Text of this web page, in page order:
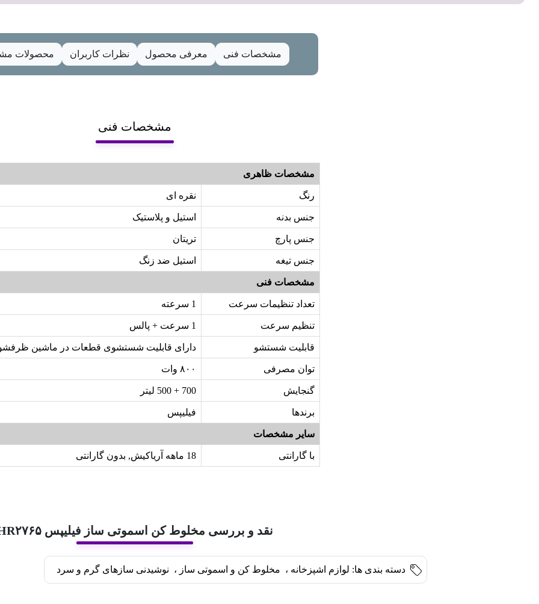
مشخصات فنی معرفی محصول نظرات کاربران محصولات
مشخصات فنی
مشخصات ظاهری
رنگ نقره ای
جنس بدنه استیل و پلاستیک
جنس پارچ تریتان
جنس تیغه استیل ضد زنگ
مشخصات فنی
تعداد تنظیمات سرعت 1 سرعته
تنظیم سرعت 1 سرعت + پالس
قابلیت شستشو دارای قابلیت شستشوی قطعات در ماشین
توان مصرفی ۸۰۰ وات
گنجایش 700 + 500 لیتر
برندها فیلیپس
سایر مشخصات
با گارانتی 18 ماهه آریاکیش, بدون گارانتی
نقد و بررسی مخلوط کن اسموتی ساز فیلیپس HR۲۷۶۵
دسته بندی ها: لوازم اشپزخانه ، مخلوط کن و اسموتی ساز ، نوشیدنی سازهای گرم و سرد